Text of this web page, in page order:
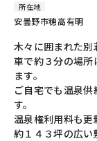
所在地
安曇野市穂高有明
木々に囲まれた別
車で約３分の場所
ます。
ご自宅でも温泉
す。
温泉権利用料も更
約１４３坪の広い